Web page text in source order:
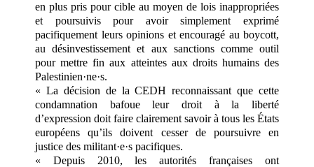
en plus pris pour cible au moyen de lois inappropriées
et poursuivis pour avoir simplement exprimé
pacifiquement leurs opinions et encouragé au boycott,
au désinvestissement et aux sanctions comme outil
pour mettre fin aux atteintes aux droits humains des
Palestinien·ne·s.
« La décision de la CEDH reconnaissant que cette
condamnation bafoue leur droit à la liberté
d’expression doit faire clairement savoir à tous les États
européens qu’ils doivent cesser de poursuivre en
justice des militant·e·s pacifiques.
« Depuis 2010, les autorités françaises ont